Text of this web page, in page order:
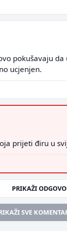
pokušavaju
ucjenjen.
prijeti điru u
PRIKAŽI
SVE